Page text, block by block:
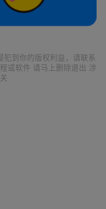
到你的版权利益，请联系
或软件 请马上删除退出 涉